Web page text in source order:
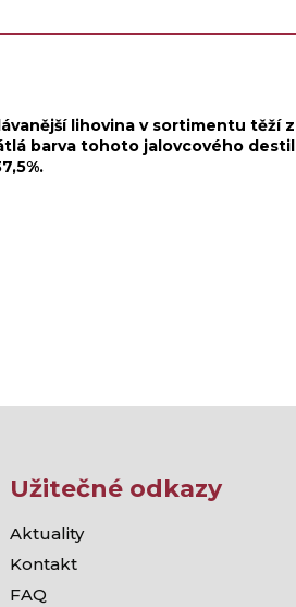
lihovina v sortimentu těží
barva tohoto jalovcového
Užitečné odkazy
Aktuality
Kontakt
FAQ